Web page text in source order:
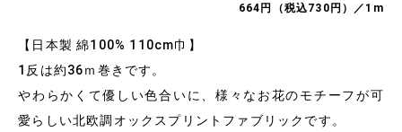
664円（税込730円）／1m
【日本製 綿100% 110cm巾】
1反は約36ｍ巻きです。
やわらかくて優しい色合いに、様々なお花のモチーフが可
愛らしい北欧調オックスプリントファブリックです。